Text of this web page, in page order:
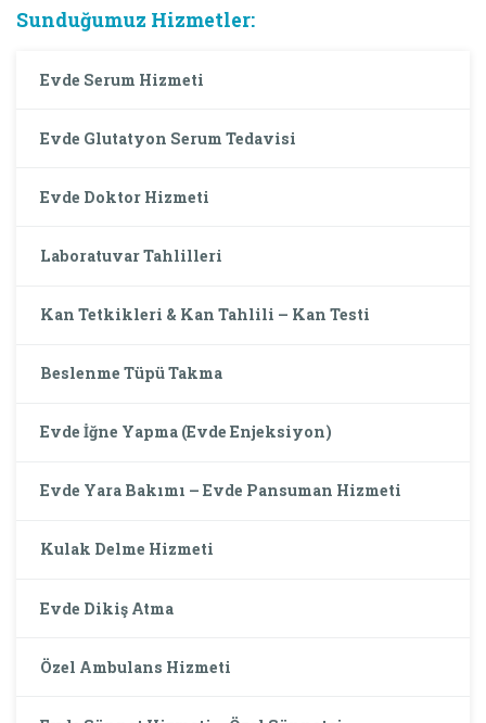
Sunduğumuz Hizmetler:
Evde Serum Hizmeti
Evde Glutatyon Serum Tedavisi
Evde Doktor Hizmeti
Laboratuvar Tahlilleri
Kan Tetkikleri & Kan Tahlili – Kan Testi
Beslenme Tüpü Takma
Evde İğne Yapma (Evde Enjeksiyon)
Evde Yara Bakımı – Evde Pansuman Hizmeti
Kulak Delme Hizmeti
Evde Dikiş Atma
Özel Ambulans Hizmeti